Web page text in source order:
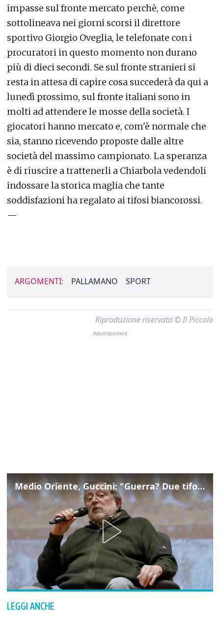
impasse sul fronte mercato perchè, come
sottolineava nei giorni scorsi il direttore
sportivo Giorgio Oveglia, le telefonate con i
procuratori in questo momento non durano
più di dieci secondi. Se sul fronte stranieri si
resta in attesa di capire cosa succederà da qui a
lunedì prossimo, sul fronte italiani sono in
molti ad attendere le mosse della società. I
giocatori hanno mercato e, com'è normale che
sia, stanno ricevendo proposte dalle altre
società del massimo campionato. La speranza
è di riuscire a trattenerli a Chiarbola vedendoli
indossare la storica maglia che tante
soddisfazioni ha regalato ai tifosi biancorossi.
—
ARGOMENTI: PALLAMANO SPORT
Riproduzione riservata © Il Piccolo
Medio Oriente, Guccini: "Guerra? Due tifoserie che si urlano contro e dimenticano vittime"
LEGGI ANCHE